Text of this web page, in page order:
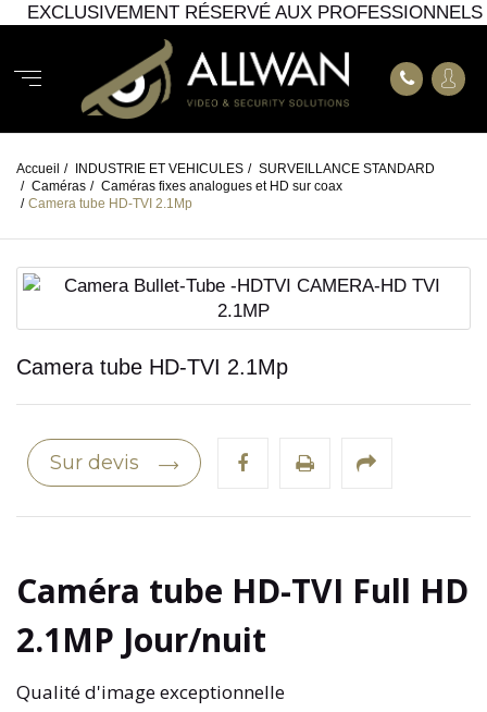
EXCLUSIVEMENT RÉSERVÉ AUX PROFESSIONNELS
Accueil / INDUSTRIE ET VEHICULES / SURVEILLANCE STANDARD
/ Caméras / Caméras fixes analogues et HD sur coax
/ Camera tube HD-TVI 2.1Mp
Camera tube HD-TVI 2.1Mp
Sur devis
Caméra tube HD-TVI Full HD
2.1MP Jour/nuit
Qualité d'image exceptionnelle